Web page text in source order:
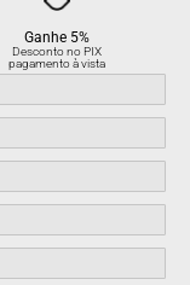
Ganhe 5%
Desconto no PIX
pagamento à vista